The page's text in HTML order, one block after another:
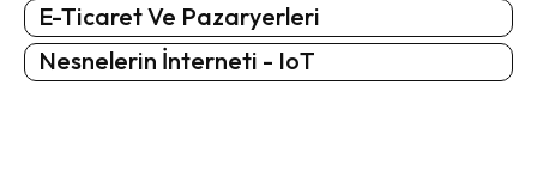
E-Ticaret Ve Pazaryerleri
Nesnelerin İnterneti - IoT